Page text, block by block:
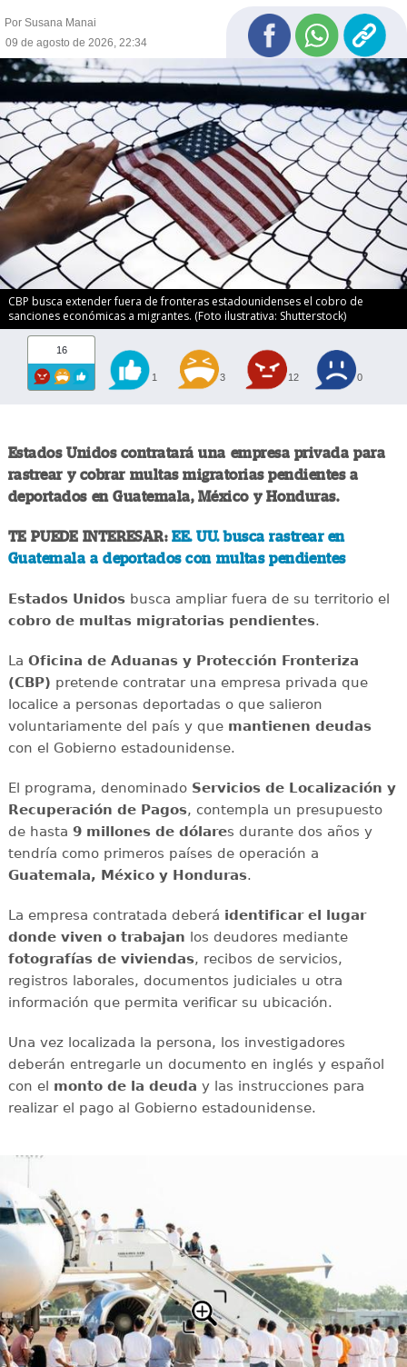
Por Susana Manai
09 de agosto de 2026, 22:34
CBP busca extender fuera de fronteras estadounidenses el cobro de
sanciones económicas a migrantes. (Foto ilustrativa: Shutterstock)
16
1 3 12 0
Estados Unidos contratará una empresa privada para
rastrear y cobrar multas migratorias pendientes a
deportados en Guatemala, México y Honduras.
TE PUEDE INTERESAR:EE. UU. busca rastrear en
Guatemala a deportados con multas pendientes
Estados Unidosbusca ampliar fuera de su territorio el
cobro de multas migratorias pendientes.
La Oficina de Aduanas y Protección Fronteriza
(CBP) pretende contratar una empresa privada que
localice a personas deportadas o que salieron
voluntariamente del país y que mantienen deudas
con el Gobierno estadounidense.
El programa, denominado Servicios de Localización y
Recuperación de Pagos, contempla un presupuesto
de hasta 9 millones de dólares durante dos años y
tendría como primeros países de operación a
Guatemala, México y Honduras.
La empresa contratada deberá identificar el lugar
donde viven o trabajan los deudores mediante
fotografías de viviendas, recibos de servicios,
registros laborales, documentos judiciales u otra
información que permita verificar su ubicación.
Una vez localizada la persona, los investigadores
deberán entregarle un documento en inglés y español
con el monto de la deuda y las instrucciones para
realizar el pago al Gobierno estadounidense.